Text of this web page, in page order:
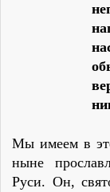
Мы имеем в
ныне
Руси. Он,